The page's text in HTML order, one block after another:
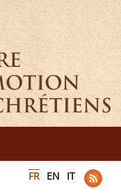
FR EN IT